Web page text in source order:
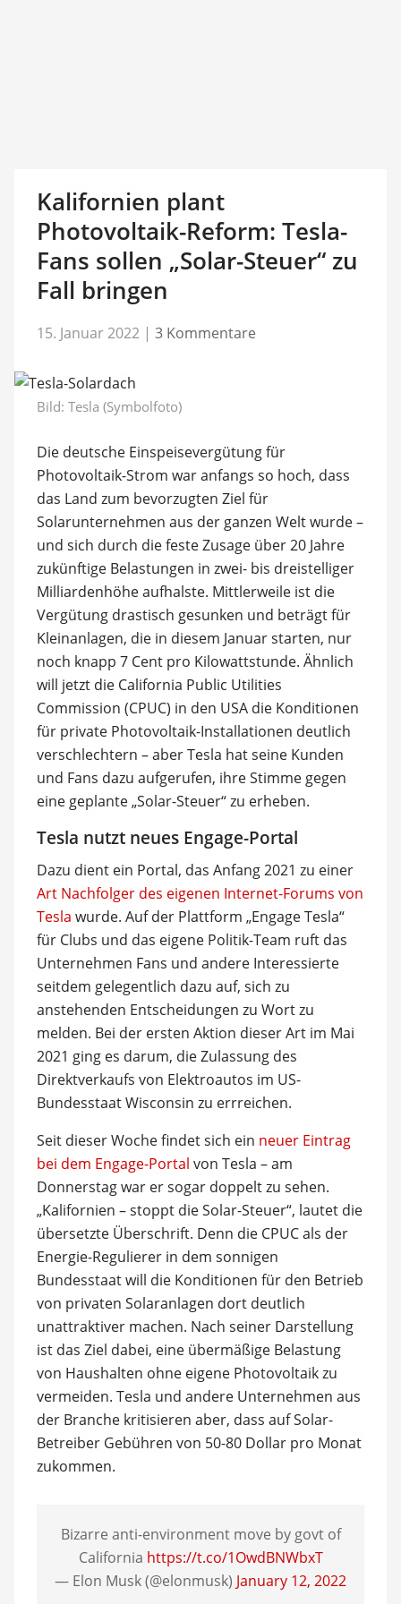
Kalifornien plant
Photovoltaik-Reform: Tesla-
Fans sollen „Solar-Steuer“ zu
Fall bringen
15. Januar 2022 | 3 Kommentare
Bild: Tesla (Symbolfoto)
Die deutsche Einspeisevergütung für
Photovoltaik-Strom war anfangs so hoch, dass
das Land zum bevorzugten Ziel für
Solarunternehmen aus der ganzen Welt wurde –
und sich durch die feste Zusage über 20 Jahre
zukünftige Belastungen in zwei- bis dreistelliger
Milliardenhöhe aufhalste. Mittlerweile ist die
Vergütung drastisch gesunken und beträgt für
Kleinanlagen, die in diesem Januar starten, nur
noch knapp 7 Cent pro Kilowattstunde. Ähnlich
will jetzt die California Public Utilities
Commission (CPUC) in den USA die Konditionen
für private Photovoltaik-Installationen deutlich
verschlechtern – aber Tesla hat seine Kunden
und Fans dazu aufgerufen, ihre Stimme gegen
eine geplante „Solar-Steuer“ zu erheben.
Tesla nutzt neues Engage-Portal
Dazu dient ein Portal, das Anfang 2021 zu einer
Art Nachfolger des eigenen Internet-Forums von
Tesla wurde. Auf der Plattform „Engage Tesla“
für Clubs und das eigene Politik-Team ruft das
Unternehmen Fans und andere Interessierte
seitdem gelegentlich dazu auf, sich zu
anstehenden Entscheidungen zu Wort zu
melden. Bei der ersten Aktion dieser Art im Mai
2021 ging es darum, die Zulassung des
Direktverkaufs von Elektroautos im US-
Bundesstaat Wisconsin zu errreichen.
Seit dieser Woche findet sich ein neuer Eintrag
bei dem Engage-Portal von Tesla – am
Donnerstag war er sogar doppelt zu sehen.
„Kalifornien – stoppt die Solar-Steuer“, lautet die
übersetzte Überschrift. Denn die CPUC als der
Energie-Regulierer in dem sonnigen
Bundesstaat will die Konditionen für den Betrieb
von privaten Solaranlagen dort deutlich
unattraktiver machen. Nach seiner Darstellung
ist das Ziel dabei, eine übermäßige Belastung
von Haushalten ohne eigene Photovoltaik zu
vermeiden. Tesla und andere Unternehmen aus
der Branche kritisieren aber, dass auf Solar-
Betreiber Gebühren von 50-80 Dollar pro Monat
zukommen.
Bizarre anti-environment move by govt of
California https://t.co/1OwdBNWbxT
— Elon Musk (@elonmusk) January 12, 2022